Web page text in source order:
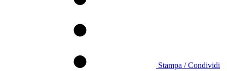
Stampa / Condividi